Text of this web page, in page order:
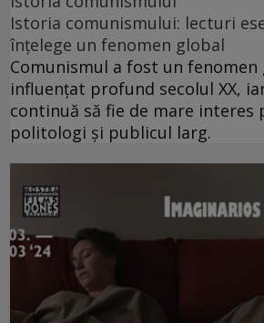
Istoria comunismului: lecturi
înțelege un fenomen global
Comunismul a fost un fenomen
influențat profund secolul XX,
continuă să fie de mare
politologi și publicul larg.